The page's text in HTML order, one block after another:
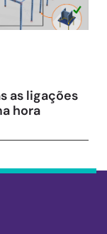
as ligações
hora